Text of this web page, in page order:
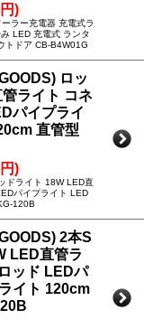
)
ラー充電器 充電式ラ
LED 充電式 ランタ
トドア CB-B4W01G
ロッ
ライト コネ
パイプライ
直管型
)
ドライト 18W LED直
パイプライト LED
120B
2本S
LED直管ラ
ッド LEDパ
イト 120cm